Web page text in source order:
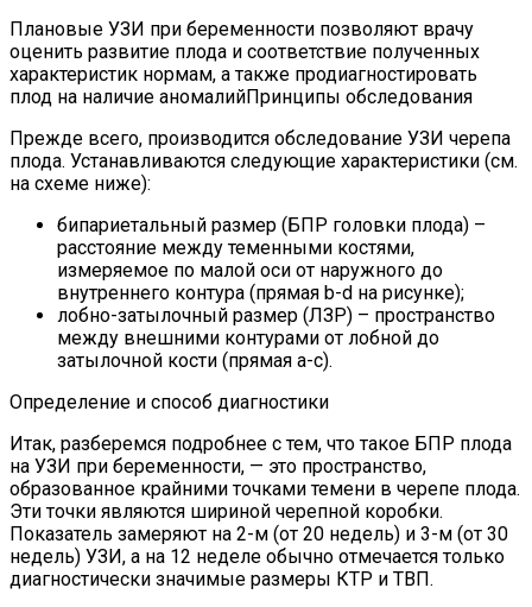
Плановые УЗИ при беременности позволяют врачу
оценить развитие плода и соответствие полученных
характеристик нормам, а также продиагностировать
плод на наличие аномалийПринципы обследования
Прежде всего, производится обследование УЗИ черепа
плода. Устанавливаются следующие характеристики (см.
на схеме ниже):
бипариетальный размер (БПР головки плода) –
расстояние между теменными костями,
измеряемое по малой оси от наружного до
внутреннего контура (прямая b-d на рисунке);
лобно-затылочный размер (ЛЗР) – пространство
между внешними контурами от лобной до
затылочной кости (прямая a-c).
Определение и способ диагностики
Итак, разберемся подробнее с тем, что такое БПР плода
на УЗИ при беременности, — это пространство,
образованное крайними точками темени в черепе плода.
Эти точки являются шириной черепной коробки.
Показатель замеряют на 2-м (от 20 недель) и 3-м (от 30
недель) УЗИ, а на 12 неделе обычно отмечается только
диагностически значимые размеры КТР и ТВП.